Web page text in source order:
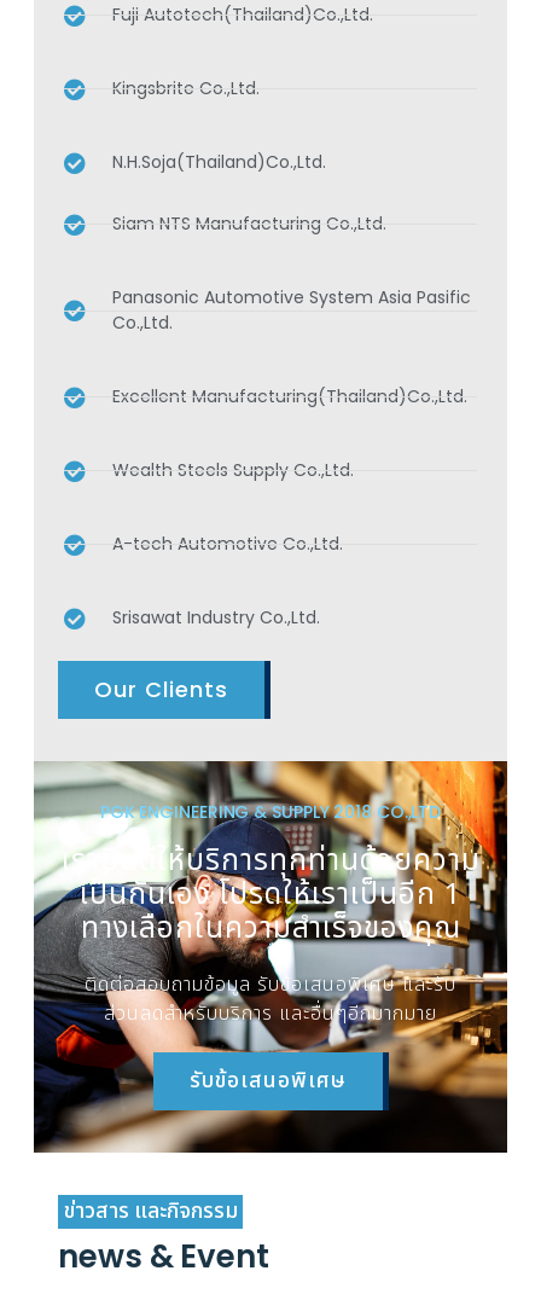
Fuji Autotech(Thailand)Co.,Ltd.
Kingsbrite Co.,Ltd.
N.H.Soja(Thailand)Co.,Ltd.
Siam NTS Manufacturing Co.,Ltd.
Panasonic Automotive System Asia Pasific
Co.,Ltd.
Excellent Manufacturing(Thailand)Co.,Ltd.
Wealth Steels Supply Co.,Ltd.
A-tech Automotive Co.,Ltd.
Srisawat Industry Co.,Ltd.
Our Clients
PGK ENGINEERING & SUPPLY 2018 CO.,LTD
เรายินดีให้บริการทุกท่านด้วยความ
เป็นกันเอง โปรดให้เราเป็นอีก 1
ทางเลือกในความสำเร็จของคุณ
ติดต่อสอบถามข้อมูล รับข้อเสนอพิเศษ และรับ
ส่วนลดสำหรับบริการ และอื่นๆอีกมากมาย
รับข้อเสนอพิเศษ
ข่าวสาร และกิจกรรม
news & Event